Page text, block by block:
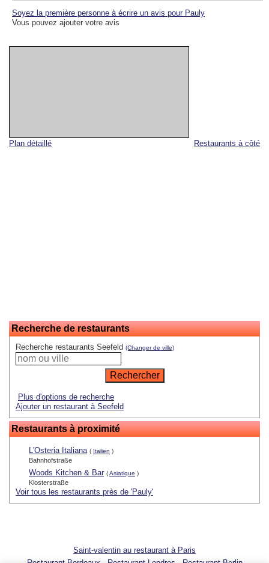
Restaurants à côté
Plan détaillé
Recherche de restaurants
Recherche restaurants Seefeld (Changer de ville)
Plus d'options de recherche
Ajouter un restaurant à Seefeld
Restaurants à proximité
L'Osteria Italiana ( Italien )
Bahnhofstraße
Woods Kitchen & Bar (Asiatique )
Klosterstraße
Voir tous les restaurants près de 'Pauly'
Soyez la première personne à écrire un avis pour Pauly
Vous pouvez ajouter votre avis
Saint-valentin au restaurant à Paris